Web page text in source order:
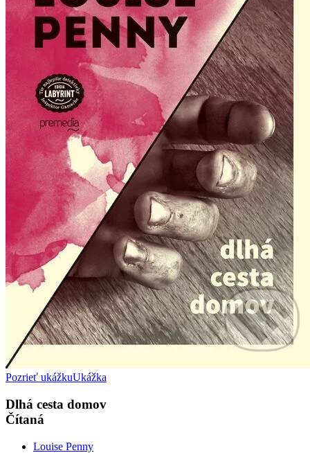
Pozrieť ukážkuUkážka
Dlhá cesta domov
Čítaná
Louise Penny